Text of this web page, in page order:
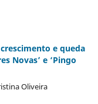
e queda
Novas’ e ‘Pingo
Oliveira